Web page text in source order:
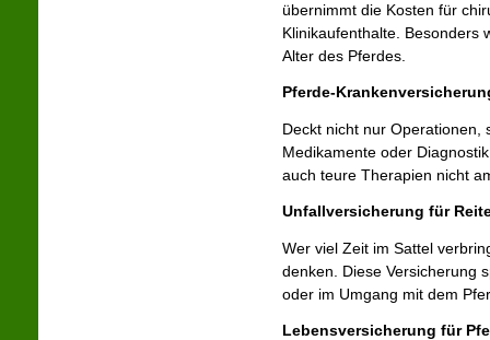
übernimmt die Kosten für
Klinikaufenthalte. Besonders
Alter des Pferdes.
Pferde-
Deckt nicht nur Operationen,
Medikamente oder
auch teure Therapien nicht
Unfall­ver­si­che­rung für
Wer viel Zeit im Sattel
denken. Diese Versicherung
oder im Umgang mit dem
Lebensversicherung für